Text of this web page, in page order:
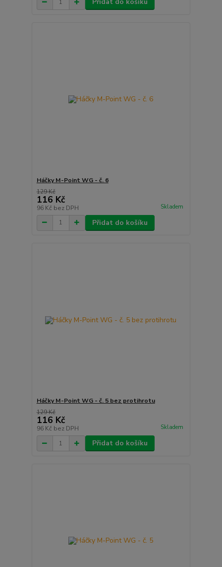
Háčky M-Point WG - č. 6
129 Kč
116 Kč
96 Kč bez DPH Skladem
Přidat do košíku
Háčky M-Point WG - č. 5 bez protihrotu
129 Kč
116 Kč
96 Kč bez DPH Skladem
Přidat do košíku